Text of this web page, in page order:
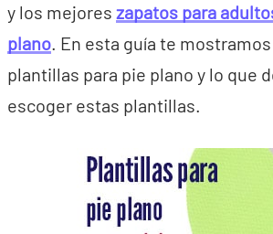
y los mejores zapatos para
plano. En esta guía te
plantillas para pie plano y lo que
escoger estas plantillas.